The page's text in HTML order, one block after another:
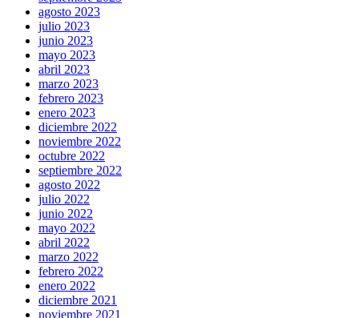
agosto 2023
julio 2023
junio 2023
mayo 2023
abril 2023
marzo 2023
febrero 2023
enero 2023
diciembre 2022
noviembre 2022
octubre 2022
septiembre 2022
agosto 2022
julio 2022
junio 2022
mayo 2022
abril 2022
marzo 2022
febrero 2022
enero 2022
diciembre 2021
noviembre 2021